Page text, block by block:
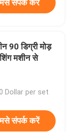
संपर्क करें
90 डिग्री मोड़
मशीन से
Dollar per set
संपर्क करें